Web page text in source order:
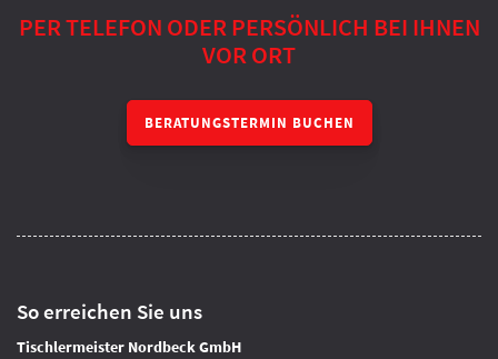
PER TELEFON ODER PERSÖNLICH BEI IHNEN
VOR ORT
BERATUNGSTERMIN BUCHEN
So erreichen Sie uns
Tischlermeister Nordbeck GmbH